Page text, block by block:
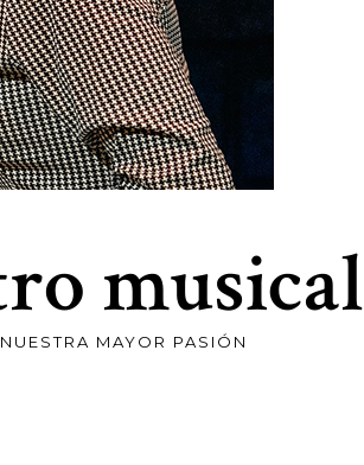
musical
MAYOR PASIÓN